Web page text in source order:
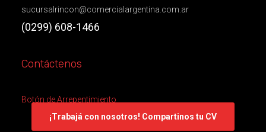
sucursalrincon@comercialargentina.com.ar
(0299) 608-1466
Contáctenos
Botón de Arrepentimiento
¡Trabajá con nosotros! Compartinos tu CV